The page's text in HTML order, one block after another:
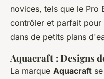
novices, tels que le Pro
contrôler et parfait pour
dans de petits plans
Aquacraft : Designs
La marque Aquacraft